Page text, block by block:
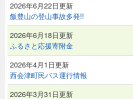
2026年6月22日更新
飯豊山の登山事故多発!!
2026年6月18日更新
ふるさと応援寄附金
2026年4月1日更新
西会津町民バス運行情報
2026年3月31日更新